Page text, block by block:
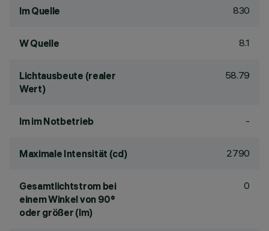
lm Quelle 830
W Quelle 8.1
Lichtausbeute (realer
Wert)
58.79
lm im Notbetrieb -
Maximale Intensität (cd) 2790
Gesamtlichtstrom bei
einem Winkel von 90°
oder größer (lm)
0